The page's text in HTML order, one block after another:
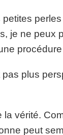
je ne peux
plus
vérité.
peut